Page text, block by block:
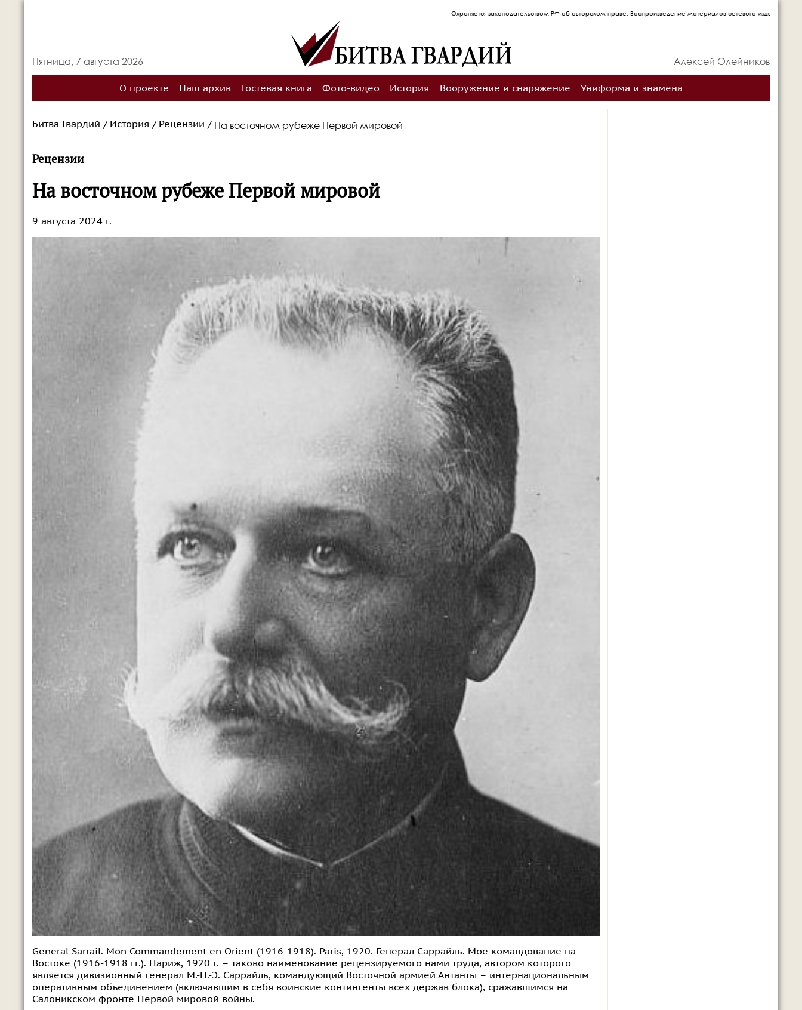
Охраняется законодательством РФ об авторском праве. Воспроизведение материалов сетевого издания запрещается без
Пятница, 7 августа 2026 Алексей Олейников
О проекте Наш архив Гостевая книга Фото-видео История Вооружение и снаряжение Униформа и знамена
Битва Гвардий / История / Рецензии / На восточном рубеже Первой мировой
Рецензии
На восточном рубеже Первой мировой
9 августа 2024 г.
General Sarrail. Mon Соmmandement en Orient (1916-1918). Paris, 1920. Генерал Саррайль. Мое командование на
Востоке (1916-1918 гг.). Париж, 1920 г. – таково наименование рецензируемого нами труда, автором которого
является дивизионный генерал М.-П.-Э. Саррайль, командующий Восточной армией Антанты – интернациональным
оперативным объединением (включавшим в себя воинские контингенты всех держав блока), сражавшимся на
Салоникском фронте Первой мировой войны.